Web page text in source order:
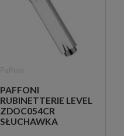
PAFFONI
RUBINETTERIE LEVEL
ZDOC054CR
SŁUCHAWKA